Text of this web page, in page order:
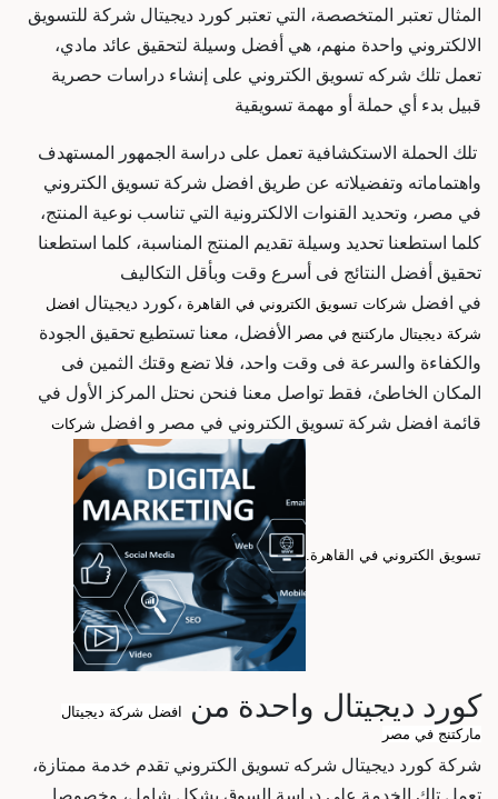
المثال تعتبر المتخصصة، التي تعتبر كورد ديجيتال شركة للتسويق
الالكتروني واحدة منهم، هي أفضل وسيلة لتحقيق عائد مادي،
تعمل تلك شركه تسويق الكتروني على إنشاء دراسات حصرية
قبيل بدء أي حملة أو مهمة تسويقية
تلك الحملة الاستكشافية تعمل على دراسة الجمهور المستهدف
واهتماماته وتفضيلاته عن طريق افضل شركة تسويق الكتروني
في مصر، وتحديد القنوات الالكترونية التي تناسب نوعية المنتج،
كلما استطعنا تحديد وسيلة تقديم المنتج المناسبة، كلما استطعنا
تحقيق أفضل النتائج فى أسرع وقت وبأقل التكاليف
في افضل شركات تسويق الكتروني في القاهرة ،كورد ديجيتال افضل
شركة ديجيتال ماركتنج في مصر الأفضل، معنا تستطيع تحقيق الجودة
والكفاءة والسرعة فى وقت واحد، فلا تضع وقتك الثمين فى
المكان الخاطئ، فقط تواصل معنا فنحن نحتل المركز الأول في
قائمة افضل شركة تسويق الكتروني في مصر و افضل شركات
تسويق الكتروني في القاهرة.
كورد ديجيتال واحدة من
افضل شركة ديجيتال
ماركتنج في مصر
شركة كورد ديجيتال شركه تسويق الكتروني تقدم خدمة ممتازة،